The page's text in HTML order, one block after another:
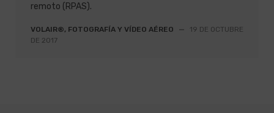
remoto (RPAS).
VOLAIR®, FOTOGRAFÍA Y VÍDEO AÉREO —
19 DE OCTUBRE
DE 2017